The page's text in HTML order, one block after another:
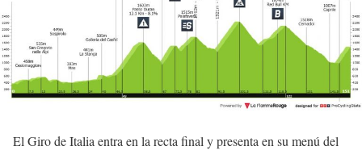
El Giro de Italia entra en la recta final y presenta en su menú del